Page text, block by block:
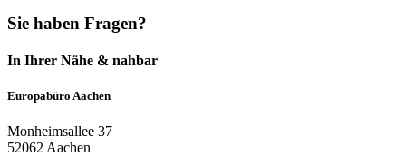
Sie haben Fragen?
In Ihrer Nähe & nahbar
Europabüro Aachen
Monheimsallee 37
52062 Aachen